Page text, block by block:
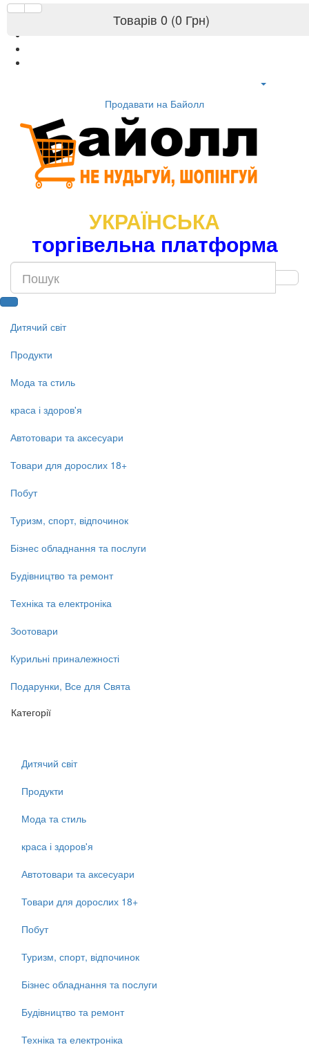
Продавати на Байолл
УКРАЇНСЬКА
торгівельна платформа
Товарів 0 (0 Грн)
Дитячий світ
Продукти
Мода та стиль
краса і здоров'я
Автотовари та аксесуари
Товари для дорослих 18+
Побут
Туризм, спорт, відпочинок
Бізнес обладнання та послуги
Будівництво та ремонт
Техніка та електроніка
Зоотовари
Курильні приналежності
Подарунки, Все для Свята
Категорії
Дитячий світ
Продукти
Мода та стиль
краса і здоров'я
Автотовари та аксесуари
Товари для дорослих 18+
Побут
Туризм, спорт, відпочинок
Бізнес обладнання та послуги
Будівництво та ремонт
Техніка та електроніка